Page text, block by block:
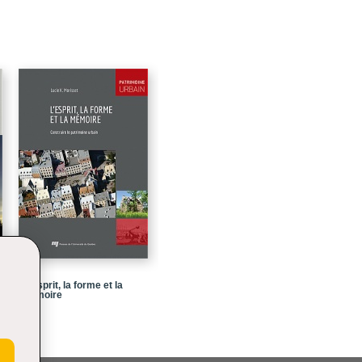
123
143
167
185
221
L' esprit, la forme et la
mémoire